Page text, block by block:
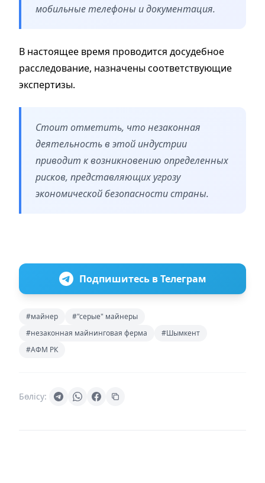
мобильные телефоны и документация.
В настоящее время проводится досудебное
расследование, назначены соответствующие
экспертизы.
Стоит отметить, что незаконная
деятельность в этой индустрии
приводит к возникновению определенных
рисков, представляющих угрозу
экономической безопасности страны.
Подпишитесь в Телеграм
#майнер
#"серые" майнеры
#незаконная майнинговая ферма
#Шымкент
#АФМ РК
Бөлісу: